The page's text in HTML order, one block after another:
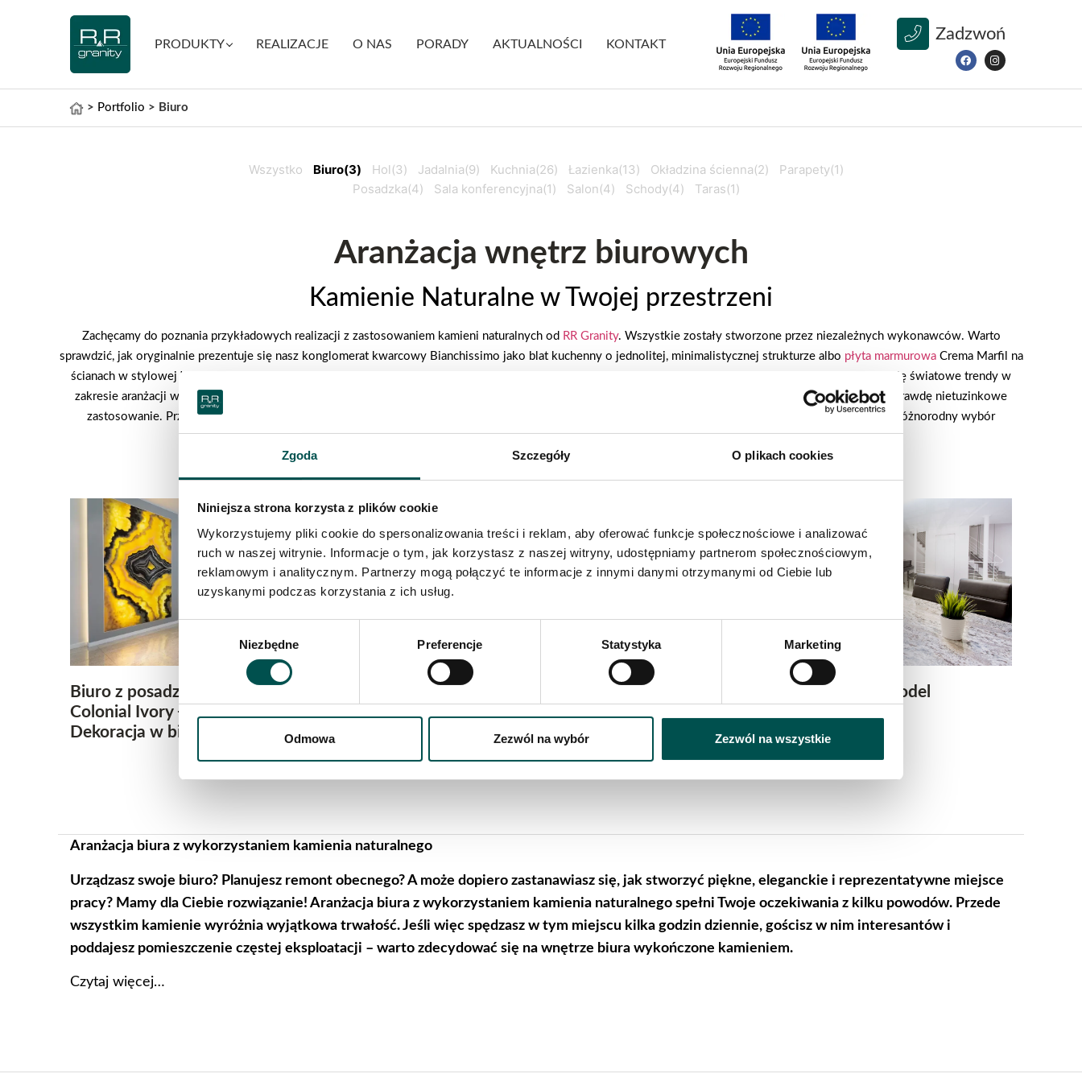
Zgoda Szczegóły O plikach cookies
Niniejsza strona korzysta z plików cookie
Wykorzystujemy pliki cookie do spersonalizowania treści i reklam, aby oferować funkcje społecznościowe i analizować
ruch w naszej witrynie. Informacje o tym, jak korzystasz z naszej witryny, udostępniamy partnerom społecznościowym,
reklamowym i analitycznym. Partnerzy mogą połączyć te informacje z innymi danymi otrzymanymi od Ciebie lub
uzyskanymi podczas korzystania z ich usług.
Niezbędne Preferencje Statystyka Marketing
Odmowa Zezwól na wybór Zezwól na wszystkie
PRODUKTY REALIZACJE O NAS PORADY AKTUALNOŚCI KONTAKT
Zadzwoń
> Portfolio > Biuro
Wszystko Biuro(3) Hol (3) Jadalnia(9) Kuchnia(26) Łazienka(13) Okładzina ścienna(2) Parapety(1)
Posadzka(4) Sala konferencyjna(1) Salon(4) Schody(4) Taras(1)
Aranżacja wnętrz biurowych
Kamienie Naturalne w Twojej przestrzeni
Zachęcamy do poznania przykładowych realizacji z zastosowaniem kamieni naturalnych od RR Granity. Wszystkie zostały stworzone przez niezależnych wykonawców. Warto
sprawdzić, jak oryginalnie prezentuje się nasz konglomerat kwarcowy Bianchissimo jako blat kuchenny o jednolitej, minimalistycznej strukturze albo płyta marmurowaCrema Marfil na
ścianach w stylowej łazience. Mamy nadzieję, że przedstawione realizacje będą stanowić doskonałą inspirację dla wszystkich inwestorów, dla których liczą się światowe trendy w
zakresie aranżacji wnętrz, ale również doskonała jakość wykorzystanych materiałów. Przyznajemy, że nasze kamienie naturalne niejednokrotnie znajdują naprawdę nietuzinkowe
zastosowanie. Przez jednych traktowane są jako podstawowy element uniwersalnego, wręcz klasycznego wystroju, dla innych tworzą piękne dekoracje. Różnorodny wybór
marmurów, granitów czy trawertynów z różnych stron świata pozwala tworzyć wnętrza według najbardziej oryginalnych projektów.
Biuro z posadzką granitową – Granit
Colonial Ivory + Absolute Black.
Dekoracja w biurze – Onyx Yellow
konferencyjny
Stół z granitu Lenon – Model
Aranżacja biura z wykorzystaniem kamienia naturalnego
Urządzasz swoje biuro? Planujesz remont obecnego? A może dopiero zastanawiasz się, jak stworzyć piękne, eleganckie i reprezentatywne miejsce
pracy? Mamy dla Ciebie rozwiązanie! Aranżacja biura z wykorzystaniem kamienia naturalnego spełni Twoje oczekiwania z kilku powodów. Przede
wszystkim kamienie wyróżnia wyjątkowa trwałość. Jeśli więc spędzasz w tym miejscu kilka godzin dziennie, gościsz w nim interesantów i
poddajesz pomieszczenie częstej eksploatacji – warto zdecydować się na wnętrze biura wykończone kamieniem.
Czytaj więcej…